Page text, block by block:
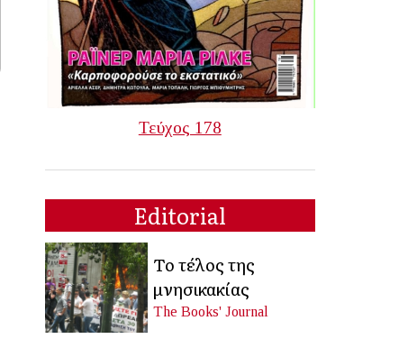
Τεύχος 178
Editorial
Το τέλος της
μνησικακίας
The Books' Journal